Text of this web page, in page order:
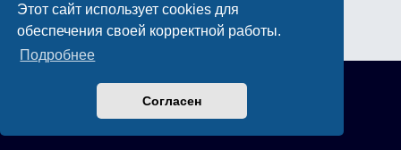
Этот сайт использует cookies для
обеспечения своей корректной работы.
Подробнее
Согласен
Создано на основе phpBB® Forum Software © phpBB Limited
Русская поддержка phpBB